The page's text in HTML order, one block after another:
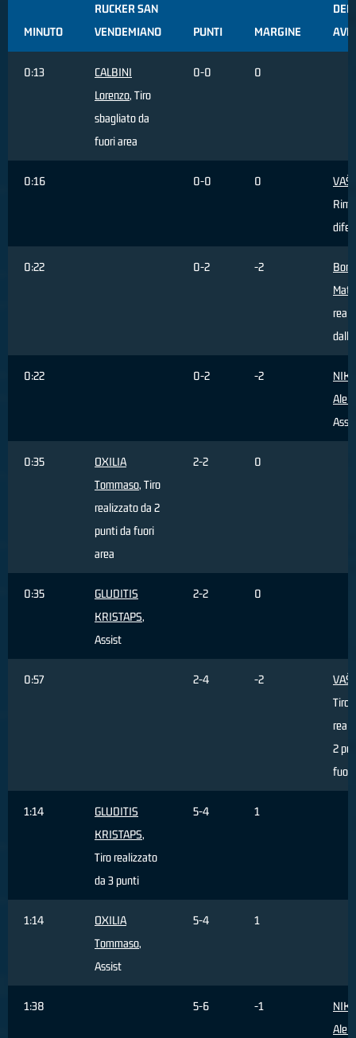
MINUTO
RUCKER SAN
VENDEMIANO
PUNTI MARGINE
DEL
0:13
CALBINI
Lorenzo, Tiro
sbagliato da
fuori area
0-0 0
0:16 0-0 0
0:22 0-2 -2
0:22 0-2 -2
0:35
OXILIA
Tommaso, Tiro
realizzato da 2
punti da fuori
area
2-2 0
0:35
GLUDITIS
KRISTAPS,
Assist
2-2 0
0:57 2-4 -2
Tiro
2
fuori
1:14
GLUDITIS
KRISTAPS,
Tiro realizzato
da 3 punti
5-4 1
1:14
OXILIA
Tommaso,
Assist
5-4 1
1:38 5-6 -1